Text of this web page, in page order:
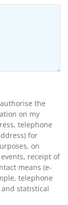
the
on my
telephone
for
on
receipt of
means (e-
telephone
statistical